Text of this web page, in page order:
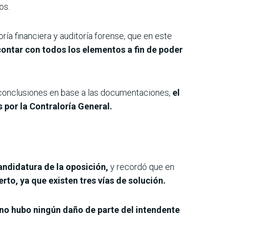
financiera y auditoría forense, que en este
con todos los elementos a fin de poder
en base a las documentaciones, el
por la Contraloría General.
de la oposición, y recordó que en
ya que existen tres vías de solución.
hubo ningún daño de parte del intendente